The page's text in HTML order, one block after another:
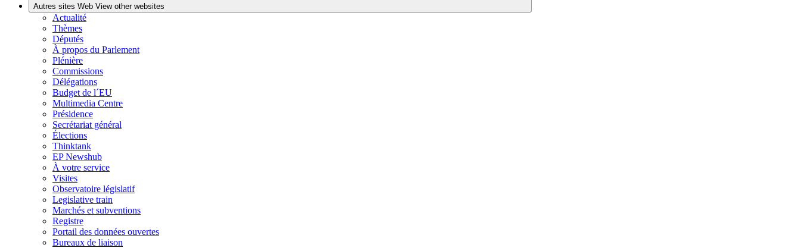
Autres sites Web View other websites
Actualité
Thèmes
Députés
À propos du Parlement
Plénière
Commissions
Délégations
Budget de l´EU
Multimedia Centre
Présidence
Secrétariat général
Élections
Thinktank
EP Newshub
À votre service
Visites
Observatoire législatif
Legislative train
Marchés et subventions
Registre
Portail des données ouvertes
Bureaux de liaison